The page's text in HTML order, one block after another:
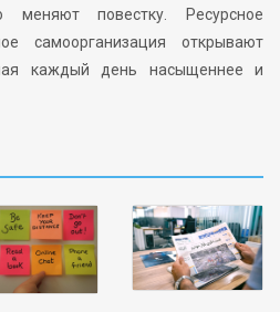
меняют повестку. Ресурсное
самоорганизация открывают
каждый день насыщеннее и